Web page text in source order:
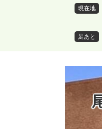
現在地
足あと